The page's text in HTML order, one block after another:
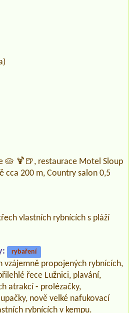
🥧 🍹🍺, restaurace Motel Sloup
cca 200 m, Country salon 0,5
vlastních rybnících s pláží
rybaření
vzájemně propojených rybnících,
řece Lužnici, plavání,
atrakcí - prolézačky,
nově velké nafukovací
rybnících v kempu.